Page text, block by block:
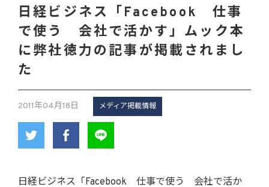
日経ビジネス「Facebook 仕事
で使う 会社で活かす」ムック本
に弊社徳力の記事が掲載されまし
た
2011年04月18日 メディア掲載情報
日経ビジネス「Facebook 仕事で使う 会社で活か